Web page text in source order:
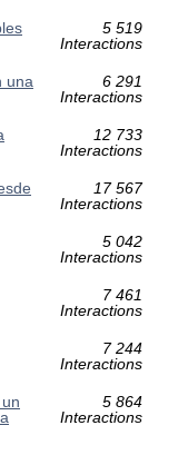
5 519
Interactions
una
6 291
Interactions
12 733
Interactions
17 567
Interactions
5 042
Interactions
7 461
Interactions
7 244
Interactions
5 864
Interactions